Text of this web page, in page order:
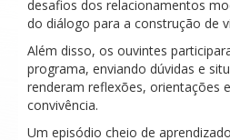
desafios dos relacionamentos
do diálogo para a construção de
Além disso, os ouvintes
programa, enviando dúvidas e
renderam reflexões, orientações
convivência.
Um episódio cheio de